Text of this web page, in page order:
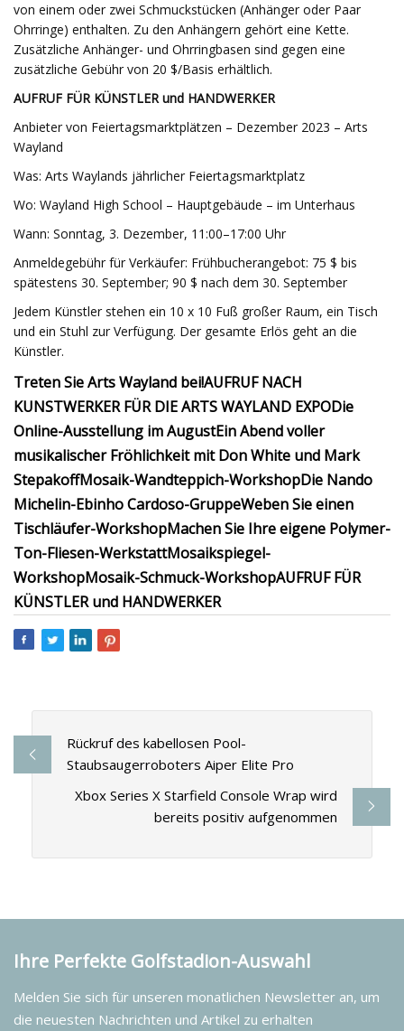
von einem oder zwei Schmuckstücken (Anhänger oder Paar
Ohrringe) enthalten. Zu den Anhängern gehört eine Kette.
Zusätzliche Anhänger- und Ohrringbasen sind gegen eine
zusätzliche Gebühr von 20 $/Basis erhältlich.
AUFRUF FÜR KÜNSTLER und HANDWERKER
Anbieter von Feiertagsmarktplätzen – Dezember 2023 – Arts
Wayland
Was: Arts Waylands jährlicher Feiertagsmarktplatz
Wo: Wayland High School – Hauptgebäude – im Unterhaus
Wann: Sonntag, 3. Dezember, 11:00–17:00 Uhr
Anmeldegebühr für Verkäufer: Frühbucherangebot: 75 $ bis
spätestens 30. September; 90 $ nach dem 30. September
Jedem Künstler stehen ein 10 x 10 Fuß großer Raum, ein Tisch
und ein Stuhl zur Verfügung. Der gesamte Erlös geht an die
Künstler.
Treten Sie Arts Wayland bei!AUFRUF NACH
KUNSTWERKER FÜR DIE ARTS WAYLAND EXPODie
Online-Ausstellung im AugustEin Abend voller
musikalischer Fröhlichkeit mit Don White und Mark
StepakoffMosaik-Wandteppich-WorkshopDie Nando
Michelin-Ebinho Cardoso-GruppeWeben Sie einen
Tischläufer-WorkshopMachen Sie Ihre eigene Polymer-
Ton-Fliesen-WerkstattMosaikspiegel-
WorkshopMosaik-Schmuck-WorkshopAUFRUF FÜR
KÜNSTLER und HANDWERKER
Rückruf des kabellosen Pool-
Staubsaugerroboters Aiper Elite Pro
Xbox Series X Starfield Console Wrap wird
bereits positiv aufgenommen
Ihre Perfekte Golfstadion-Auswahl
Melden Sie sich für unseren monatlichen Newsletter an, um
die neuesten Nachrichten und Artikel zu erhalten